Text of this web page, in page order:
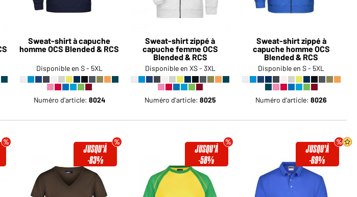
Sweat-shirt à capuche
homme OCS Blended & RCS
Disponible en S - 5XL
Numéro d'article: 8024
Sweat-shirt zippé à
capuche femme OCS
Blended & RCS
Disponible en XS - 3XL
Numéro d'article: 8025
Sweat-shirt zippé à
capuche homme OCS
Blended & RCS
Disponible en S - 5XL
Numéro d'article:8026
JUSQU'À
-83%
JUSQU'À
-58%
JUSQU'À
-69%